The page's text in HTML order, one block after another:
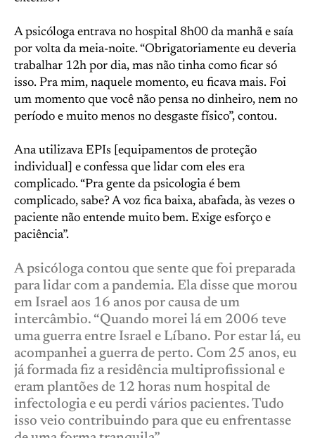
A psicóloga entrava no hospital 8h00 da manhã e saía
por volta da meia-noite. “Obrigatoriamente eu deveria
trabalhar 12h por dia, mas não tinha como ficar só
isso. Pra mim, naquele momento, eu ficava mais. Foi
um momento que você não pensa no dinheiro, nem no
período e muito menos no desgaste físico”, contou.
Ana utilizava EPIs [equipamentos de proteção
individual] e confessa que lidar com eles era
complicado. “Pra gente da psicologia é bem
complicado, sabe? A voz fica baixa, abafada, às vezes o
paciente não entende muito bem. Exige esforço e
paciência”.
A psicóloga contou que sente que foi preparada
para lidar com a pandemia. Ela disse que morou
em Israel aos 16 anos por causa de um
intercâmbio. “Quando morei lá em 2006 teve
uma guerra entre Israel e Líbano. Por estar lá, eu
acompanhei a guerra de perto. Com 25 anos, eu
já formada fiz a residência multiprofissional e
eram plantões de 12 horas num hospital de
infectologia e eu perdi vários pacientes. Tudo
isso veio contribuindo para que eu enfrentasse